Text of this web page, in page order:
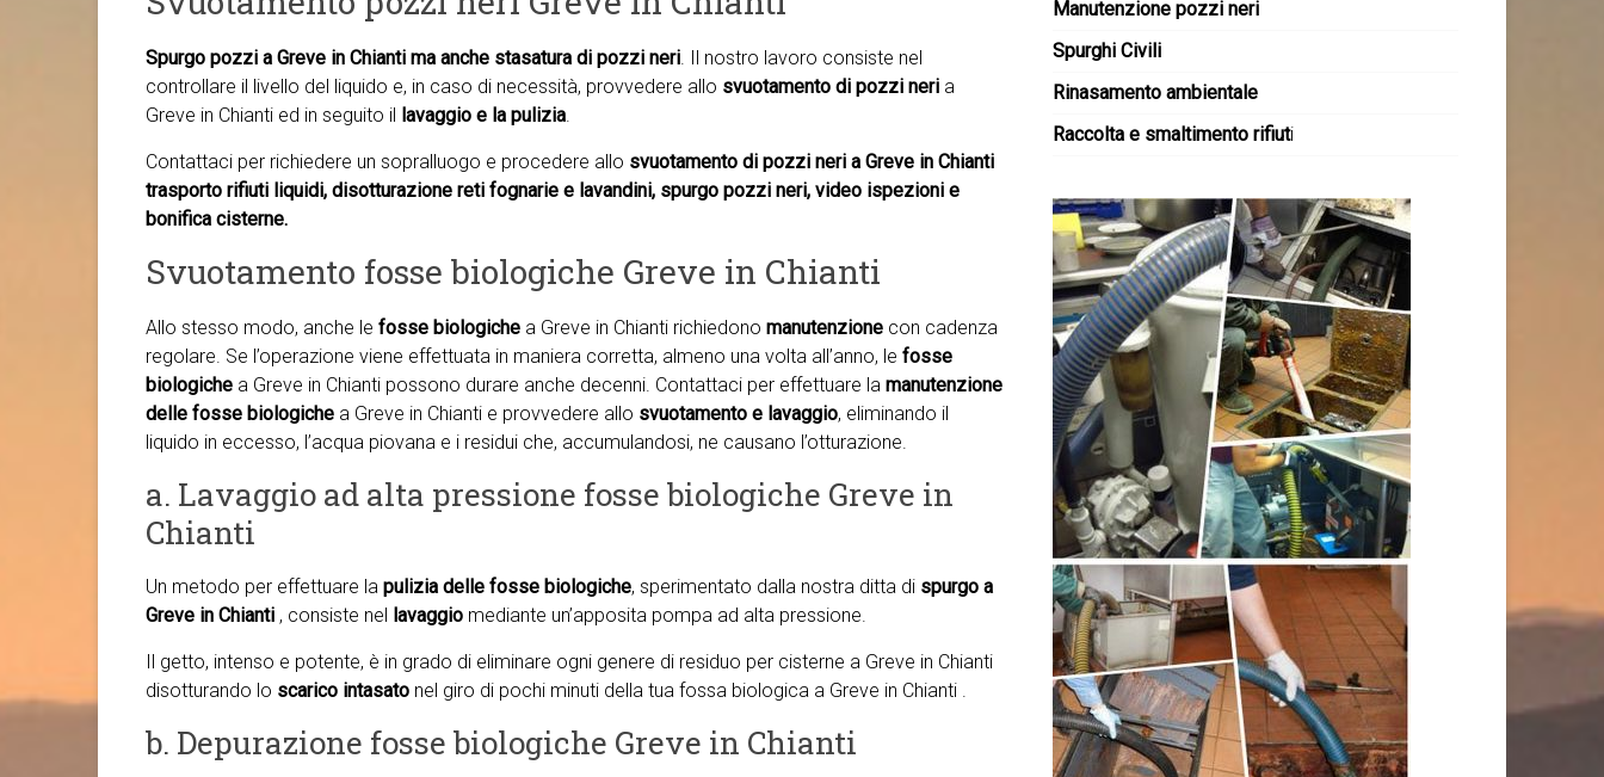
Spurgo pozzi a Greve in Chianti ma anche stasatura di pozzi neri. Il nostro lavoro consiste nel
controllare il livello del liquido e, in caso di necessità, provvedere allo svuotamento di pozzi neri a
Greve in Chianti ed in seguito il lavaggio e la pulizia.
Contattaci per richiedere un sopralluogo e procedere allo svuotamento di pozzi neri a Greve in Chianti
trasporto rifiuti liquidi, disotturazione reti fognarie e lavandini, spurgo pozzi neri, video ispezioni e
bonifica cisterne.
Svuotamento fosse biologiche Greve in Chianti
Allo stesso modo, anche le fosse biologiche a Greve in Chianti richiedono manutenzione con cadenza
regolare. Se l’operazione viene effettuata in maniera corretta, almeno una volta all’anno, le fosse
biologiche a Greve in Chianti possono durare anche decenni. Contattaci per effettuare la manutenzione
delle fosse biologiche a Greve in Chianti e provvedere allo svuotamento e lavaggio, eliminando il
liquido in eccesso, l’acqua piovana e i residui che, accumulandosi, ne causano l’otturazione.
a. Lavaggio ad alta pressione fosse biologiche Greve in
Chianti
Un metodo per effettuare la pulizia delle fosse biologiche, sperimentato dalla nostra ditta di spurgo a
Greve in Chianti , consiste nel lavaggio mediante un’apposita pompa ad alta pressione.
Il getto, intenso e potente, è in grado di eliminare ogni genere di residuo per cisterne a Greve in Chianti
disotturando lo scarico intasato nel giro di pochi minuti della tua fossa biologica a Greve in Chianti .
b. Depurazione fosse biologiche Greve in Chianti
Manutenzione pozzi neri
Spurghi Civili
Rinasamento ambientale
Raccolta e smaltimento rifiuti